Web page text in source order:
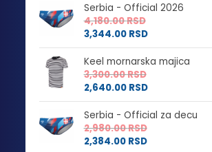
Serbia - Official 2026
4,180.00RSD
3,344.00 RSD
Keel mornarska majica
3,300.00RSD
2,640.00 RSD
Serbia - Official za decu
2,980.00RSD
2,384.00 RSD